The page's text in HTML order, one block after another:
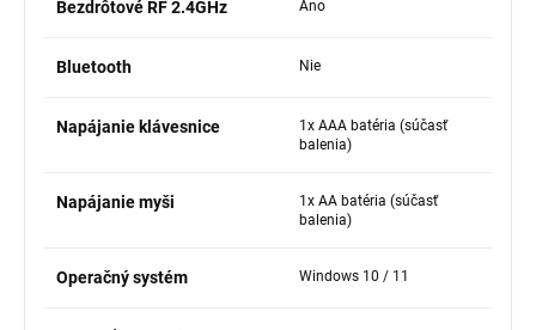
Bezdrôtové RF 2.4GHz Áno
Bluetooth Nie
Napájanie klávesnice
1x AAA batéria (súčasť
balenia)
Napájanie myši
1x AA batéria (súčasť
balenia)
Operačný systém Windows 10 / 11